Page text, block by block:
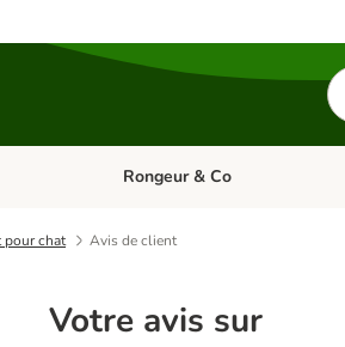
les catégories: ChienDérouler les catégories: Chat
Rongeur & Co
pour chat Avis de client
Votre avis sur